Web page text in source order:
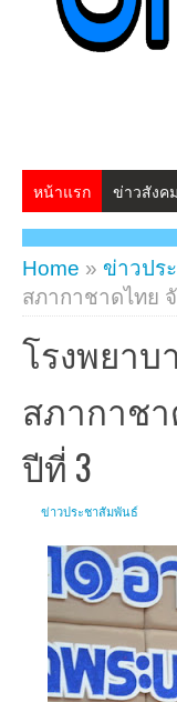
หน้าแรก ข่าวสังคม
สวั
Home » ข่าวปร
สภากาชาดไทย
โรงพยา
สภากาช
ปีที่ 3
ข่าวประชาสัมพันธ์